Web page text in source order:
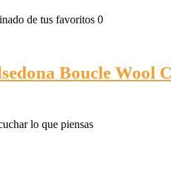
de tus favoritos 0
Boucle Wool
lo que piensas